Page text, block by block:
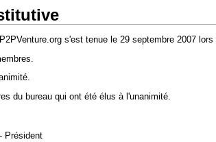
s'est tenue le 29 septembre 2007 lors
du bureau qui ont été élus à l'unanimité.
- Président